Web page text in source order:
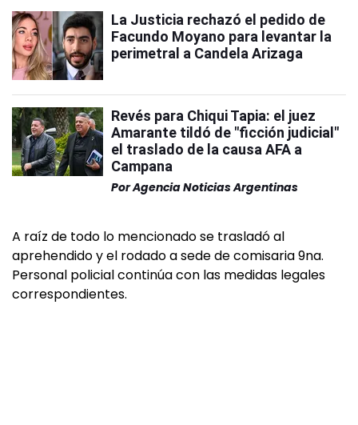
La Justicia rechazó el pedido de
Facundo Moyano para levantar la
perimetral a Candela Arizaga
Revés para Chiqui Tapia: el juez
Amarante tildó de "ficción judicial"
el traslado de la causa AFA a
Campana
PorAgencia Noticias Argentinas
A raíz de todo lo mencionado se trasladó al
aprehendido y el rodado a sede de comisaria 9na.
Personal policial continúa con las medidas legales
correspondientes.